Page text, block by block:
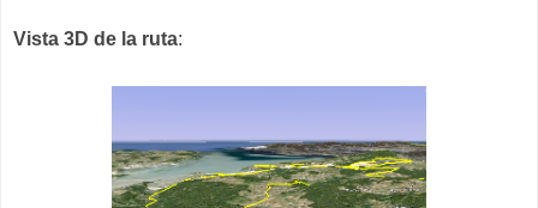
Vista 3D de la ruta: